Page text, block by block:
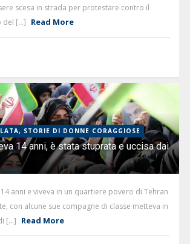
scesa in strada per protestare contro il
del [...] Read More
STORIE DI DONNE CORAGGIOSE
14 anni, è stata stuprata e uccisa dai
anni e viveva in un quartiere povero di Tehran
con alcune sue compagne di classe metteva in
[...] Read More